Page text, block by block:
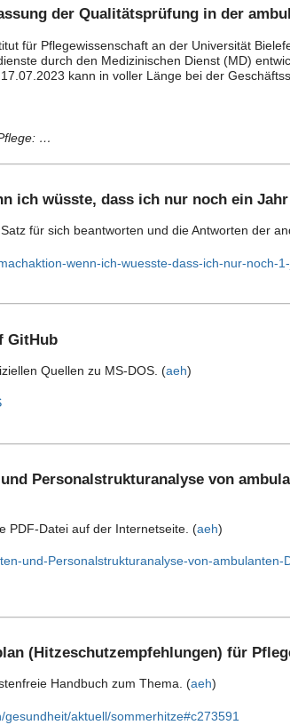
der Qualitätsprüfung in der
für Pflegewissenschaft an der Universität
durch den Medizinischen Dienst (MD)
kann in voller Länge bei der
…
ich wüsste, dass ich nur noch ein
für sich beantworten und die Antworten der
wenn-ich-wuesste-dass-ich-nur-noch-
GitHub
Quellen zu MS-DOS. (aeh)
Personalstrukturanalyse von
PDF-Datei auf der Internetseite. (aeh)
und-Personalstrukturanalyse-von-
(Hitzeschutzempfehlungen) für
Handbuch zum Thema. (aeh)
aktuell/sommerhitze#c273591